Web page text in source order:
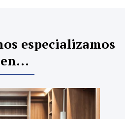
especializamos
en...